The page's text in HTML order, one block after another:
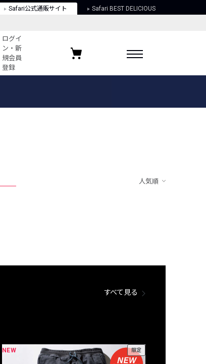
Safari公式通販サイト Safari BEST DELICIOUS
ログイ
ン・新
規会員
登録
お気に入りブランド
人気順
すべて見る
NEW 限定